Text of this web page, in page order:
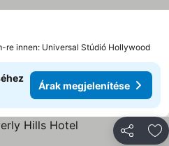
re innen: Universal Stúdió Hollywood
Árak megjelenítése